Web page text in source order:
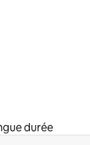
durée